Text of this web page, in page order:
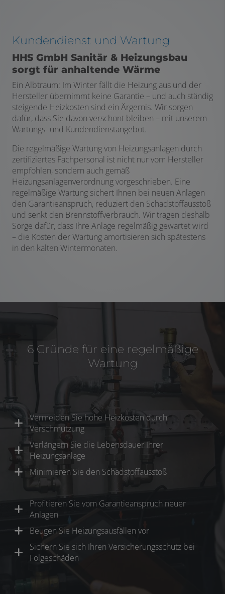
Kundendienst und Wartung
HHS GmbH Sanitär & Heizungsbau
sorgt für anhaltende Wärme
Ein Albtraum: Im Winter fällt die Heizung aus und der
Hersteller übernimmt keine Garantie – und auch ständig
steigende Heizkosten sind ein Ärgernis. Wir sorgen
dafür, dass Sie davon verschont bleiben – mit unserem
Wartungs- und Kundendienstangebot.
Die regelmäßige Wartung von Heizungsanlagen durch
zertifiziertes Fachpersonal ist nicht nur vom Hersteller
empfohlen, sondern auch gemäß
Heizungsanlagenverordnung vorgeschrieben. Eine
regelmäßige Wartung sichert Ihnen bei neuen Anlagen
den Garantieanspruch, reduziert den Schadstoffausstoß
und senkt den Brennstoffverbrauch. Wir tragen deshalb
Sorge dafür, dass Ihre Anlage regelmäßig gewartet wird
– die Kosten der Wartung amortisieren sich spätestens
in den kalten Wintermonaten.
6 Gründe für eine regelmäßige
Wartung
Vermeiden Sie hohe Heizkosten durch
Verschmutzung
Verlängern Sie die Lebensdauer Ihrer
Heizungsanlage
Minimieren Sie den Schadstoffausstoß
Profitieren Sie vom Garantieanspruch neuer
Anlagen
Beugen Sie Heizungsausfällen vor
Sichern Sie sich Ihren Versicherungsschutz bei
Folgeschäden